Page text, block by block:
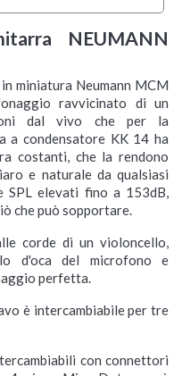
NEUMANN
miniatura Neumann MCM
ravvicinato di un
dal vivo che per la
a condensatore KK 14 ha
costanti, che la rendono
e naturale da qualsiasi
SPL elevati fino a 153dB,
che può sopportare.
corde di un violoncello,
d'oca del microfono e
perfetta.
è intercambiabile per tre
con connettori